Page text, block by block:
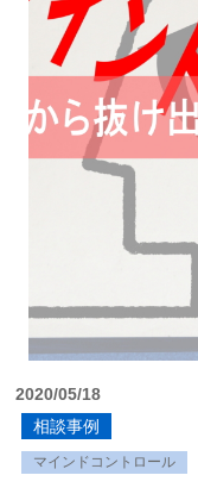
2020/05/18
相談事例
マインドコントロール